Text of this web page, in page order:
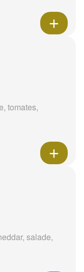
tomates,
salade,